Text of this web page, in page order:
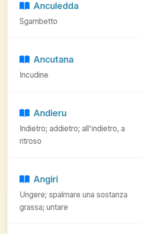
Anculedda
Sgambetto
Ancutana
Incudine
Andieru
Indietro; addietro; all'indietro, a
ritroso
Angiri
Ungere; spalmare una sostanza
grassa; untare